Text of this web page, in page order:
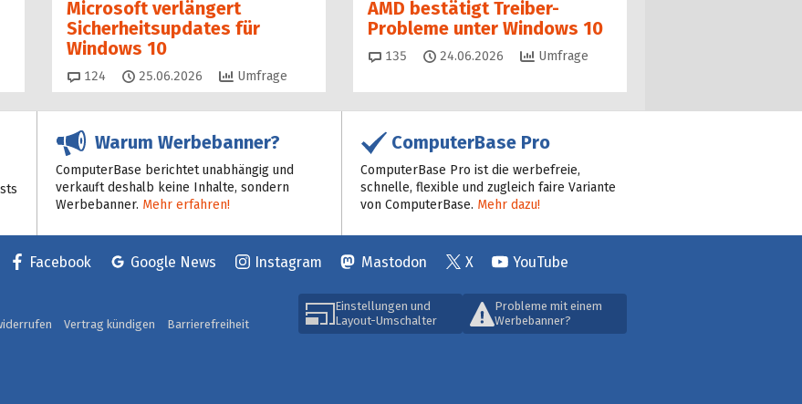
Microsoft verlängert
Sicherheitsupdates für
Windows 10
124 Kommentare
25.06.2026 Umfrage
AMD bestätigt Treiber-
Probleme unter Windows 10
135 Kommentare
24.06.2026 Umfrage
Warum Werbebanner?
ComputerBase berichtet unabhängig und
verkauft deshalb keine Inhalte, sondern
Werbebanner. Mehr erfahren!
ComputerBase Pro
ComputerBase Pro ist die werbefreie,
schnelle, flexible und zugleich faire Variante
von ComputerBase. Mehr dazu!
Facebook Google News Instagram Mastodon X YouTube
Einstellungen und
Layout-Umschalter
Probleme mit einem
Werbebanner?
Vertrag kündigen
Barrierefreiheit